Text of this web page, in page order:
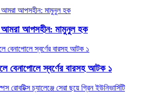
আমরা আপসহীন: মামুনুল হক
বেনাপোলে স্বর্ণের বারসহ আটক ১